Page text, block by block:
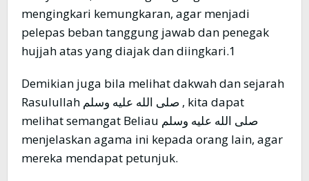
mengingkari kemungkaran, agar menjadi
pelepas beban tanggung jawab dan penegak
hujjah atas yang diajak dan diingkari.1
Demikian juga bila melihat dakwah dan sejarah
Rasulullah صلى الله عليه وسلم , kita dapat
melihat semangat Beliau صلى الله عليه وسلم
menjelaskan agama ini kepada orang lain, agar
mereka mendapat petunjuk.